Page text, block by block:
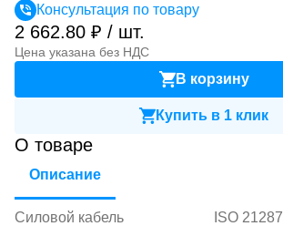
Консультация по товару
2 662.80 ₽ / шт.
Цена указана без НДС
В корзину
Купить в 1 клик
О товаре
Описание
Силовой кабель ISO 21287